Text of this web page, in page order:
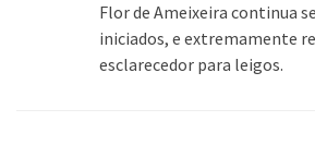
Flor de Ameixeira continua
iniciados, e extremamente
esclarecedor para leigos.